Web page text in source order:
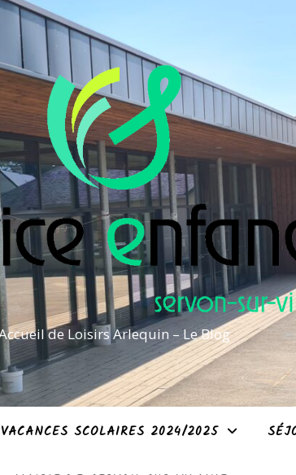
de Loisirs Arlequin – Le Blog
VACANCES SCOLAIRES 2024/2025